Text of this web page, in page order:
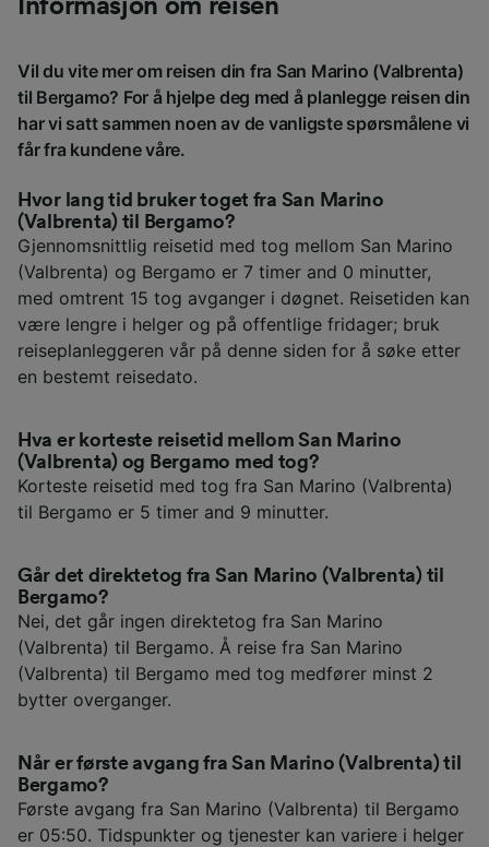
Informasjon om reisen
Vil du vite mer om reisen din fra San Marino (Valbrenta)
til Bergamo? For å hjelpe deg med å planlegge reisen din
har vi satt sammen noen av de vanligste spørsmålene vi
får fra kundene våre.
Hvor lang tid bruker toget fra San Marino
(Valbrenta) til Bergamo?
Gjennomsnittlig reisetid med tog mellom San Marino
(Valbrenta) og Bergamo er 7 timer and 0 minutter,
med omtrent 15 tog avganger i døgnet. Reisetiden kan
være lengre i helger og på offentlige fridager; bruk
reiseplanleggeren vår på denne siden for å søke etter
en bestemt reisedato.
Hva er korteste reisetid mellom San Marino
(Valbrenta) og Bergamo med tog?
Korteste reisetid med tog fra San Marino (Valbrenta)
til Bergamo er 5 timer and 9 minutter.
Går det direktetog fra San Marino (Valbrenta) til
Bergamo?
Nei, det går ingen direktetog fra San Marino
(Valbrenta) til Bergamo. Å reise fra San Marino
(Valbrenta) til Bergamo med tog medfører minst 2
bytter overganger.
Når er første avgang fra San Marino (Valbrenta) til
Bergamo?
Første avgang fra San Marino (Valbrenta) til Bergamo
er 05:50. Tidspunkter og tjenester kan variere i helger